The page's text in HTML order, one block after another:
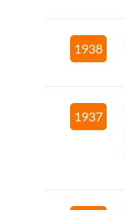
1938
1937